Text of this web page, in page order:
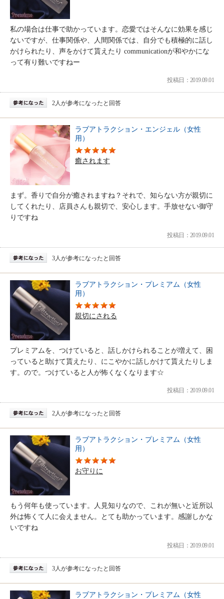
私の場合は仕事で助かっています。恋愛ではそんなに効果を感じ
ないですが、仕事関係や、人間関係では、自分でも積極的に話し
かけられたり、声をかけて貰えたり communicationが和やかにな
って有り難いですねー
投稿日：2019.09.01
2人が参考になったと回答
ラブアトラクション・エンジェル（女性
用）
癒されます
まず。香りで自分が癒されますね？それで、知らない方が親切に
してくれたり、店員さんも親切で、安心します。手放せない御守
りですね
投稿日：2019.09.01
3人が参考になったと回答
ラブアトラクション・プレミアム（女性
用）
親切にされる
プレミアムを、つけていると、話しかけられることが増えて、困
っていると助けて貰えたり、にこやかに話しかけて貰えたりしま
す。ので。つけていると人が怖くなくなります☆
投稿日：2019.09.01
2人が参考になったと回答
ラブアトラクション・プレミアム（女性
用）
お守りに
もう何年も使っています。人見知りなので、これが無いと近所以
外は怖くて人に会えません。とても助かっています。感謝しかな
いですね
投稿日：2019.09.01
3人が参考になったと回答
ラブアトラクション・プレミアム（女性